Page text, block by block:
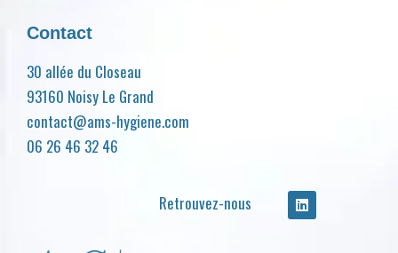
Contact
30 allée du Closeau
93160 Noisy Le Grand
contact@ams-hygiene.com
06 26 46 32 46
Retrouvez-nous